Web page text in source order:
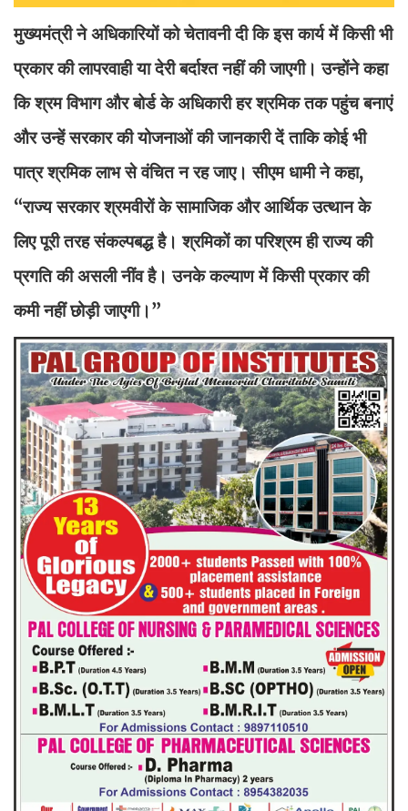
मुख्यमंत्री ने अधिकारियों को चेतावनी दी कि इस कार्य में किसी भी
प्रकार की लापरवाही या देरी बर्दाश्त नहीं की जाएगी। उन्होंने कहा
कि श्रम विभाग और बोर्ड के अधिकारी हर श्रमिक तक पहुंच बनाएं
और उन्हें सरकार की योजनाओं की जानकारी दें ताकि कोई भी
पात्र श्रमिक लाभ से वंचित न रह जाए। सीएम धामी ने कहा,
“राज्य सरकार श्रमवीरों के सामाजिक और आर्थिक उत्थान के
लिए पूरी तरह संकल्पबद्ध है। श्रमिकों का परिश्रम ही राज्य की
प्रगति की असली नींव है। उनके कल्याण में किसी प्रकार की
कमी नहीं छोड़ी जाएगी।”